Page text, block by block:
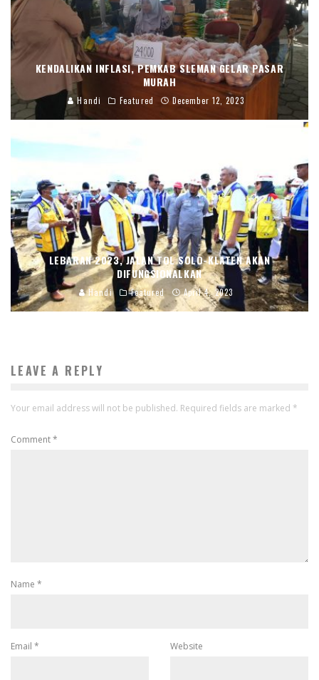
KENDALIKAN INFLASI, PEMKAB SLEMAN GELAR PASAR
MURAH
Handi Featured December 12, 2023
LEBARAN 2023, JALAN TOL SOLO-KLATEN AKAN
DIFUNGSIONALKAN
Handi Featured April 4, 2023
LEAVE A REPLY
Your email address will not be published. Required fields are marked *
Comment*
Name *
Email * Website